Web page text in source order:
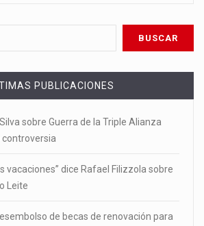
PUBLICACIONES
sobre Guerra de la Triple Alianza
vacaciones” dice Rafael Filizzola sobre
Leite
de becas de renovación para